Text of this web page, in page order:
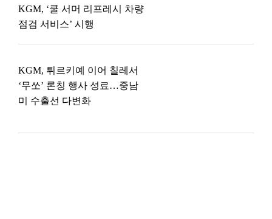
KGM, ‘쿨 서머 리프레시 차량
점검 서비스’ 시행
KGM, 튀르키예 이어 칠레서
‘무쏘’ 론칭 행사 성료…중남
미 수출선 다변화